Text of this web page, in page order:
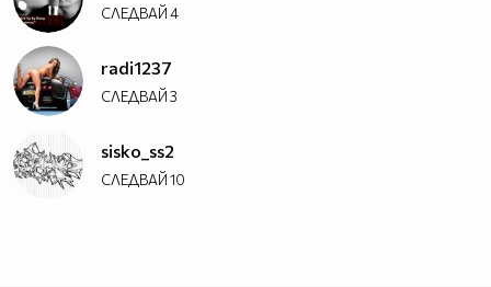
СЛЕДВАЙ4
radi1237
СЛЕДВАЙ3
sisko_ss2
СЛЕДВАЙ10